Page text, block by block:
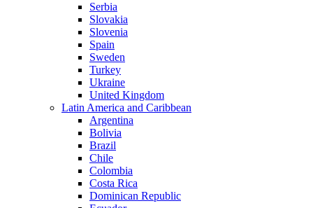
Serbia
Slovakia
Slovenia
Spain
Sweden
Turkey
Ukraine
United Kingdom
Latin America and Caribbean
Argentina
Bolivia
Brazil
Chile
Colombia
Costa Rica
Dominican Republic